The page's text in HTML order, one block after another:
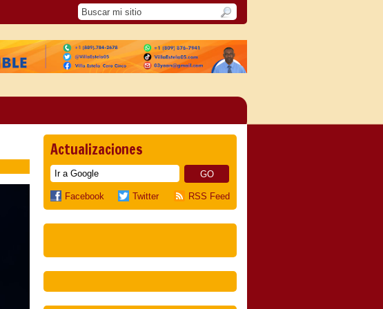
Actualizaciones
Facebook Twitter RSS Feed